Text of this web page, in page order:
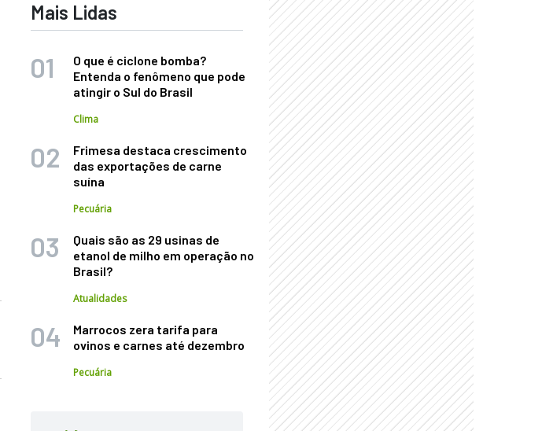
Mais Lidas
O que é ciclone bomba?
Entenda o fenômeno que pode
atingir o Sul do Brasil
Clima
Frimesa destaca crescimento
das exportações de carne
suína
Pecuária
Quais são as 29 usinas de
etanol de milho em operação no
Brasil?
Atualidades
Marrocos zera tarifa para
ovinos e carnes até dezembro
Pecuária